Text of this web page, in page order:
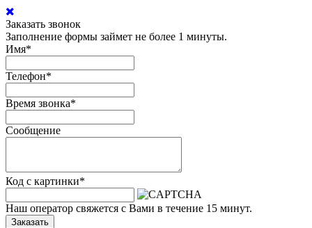
Заказать звонок
Заполнение формы займет не более 1 минуты.
Имя*
Телефон*
Время звонка*
Сообщение
Код с картинки*
Наш оператор свяжется с Вами в течение 15 минут.
Заказать